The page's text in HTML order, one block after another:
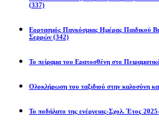
(337)
Εορτασμός Παγκόσμιας Ημέρας Παιδικού
Σερρών (342)
Το πείραμα του Ερατοσθένη στο
Ολοκλήρωση του ταξιδιού στην καλοσύνη
Το ποδήλατο της ενέργειας-Σχολ. Έτος